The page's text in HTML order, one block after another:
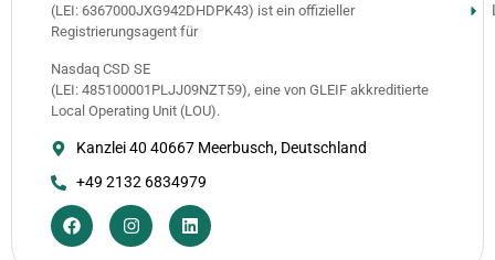
(LEI: 6367000JXG942DHDPK43) ist ein offizieller
Registrierungsagent für
Nasdaq CSD SE
(LEI: 485100001PLJJ09NZT59), eine von GLEIF akkreditierte
Local Operating Unit (LOU).
Kanzlei 40 40667 Meerbusch, Deutschland
+49 2132 6834979